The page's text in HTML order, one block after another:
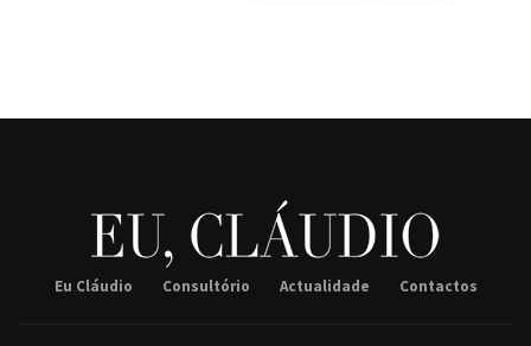
Eu Cláudio Consultório Actualidade Contactos